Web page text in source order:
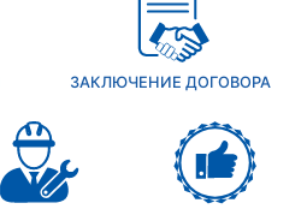
ЗАКЛЮЧЕНИЕ ДОГОВОРА